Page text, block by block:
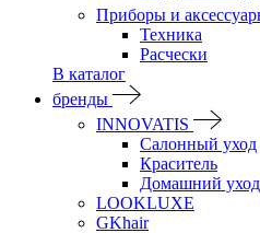
Приборы и
Техника
Расчески
В каталог
бренды
INNOVATIS
Cалонный уход
Краситель
Домашний уход
LOOKLUXE
GKhair